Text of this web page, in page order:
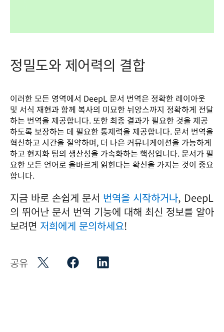
정밀도와 제어력의 결합
이러한 모든 영역에서 DeepL 문서 번역은 정확한 레이아웃
및 서식 재현과 함께 복사의 미묘한 뉘앙스까지 정확하게 전달
하는 번역을 제공합니다. 또한 최종 결과가 필요한 것을 제공
하도록 보장하는 데 필요한 통제력을 제공합니다. 문서 번역을
혁신하고 시간을 절약하며, 더 나은 커뮤니케이션을 가능하게
하고 현지화 팀의 생산성을 가속화하는 핵심입니다. 문서가 필
요한 모든 언어로 올바르게 읽힌다는 확신을 가지는 것이 중요
합니다.
지금 바로 손쉽게 문서 번역을 시작하거나, DeepL
의 뛰어난 문서 번역 기능에 대해 최신 정보를 알아
보려면 저희에게 문의하세요!
공유